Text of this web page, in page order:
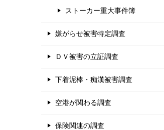
ストーカー重大事件簿
嫌がらせ被害特定調査
ＤＶ被害の立証調査
下着泥棒・痴漢被害調査
空港が関わる調査
保険関連の調査